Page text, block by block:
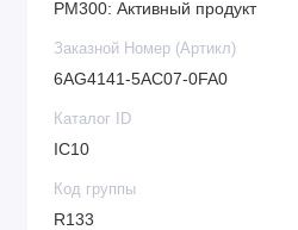
PM300: Активный продукт
Заказной Номер (Артикл)
6AG4141-5AC07-0FA0
Каталог ID
IC10
Код группы
R133